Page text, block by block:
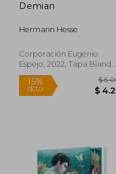
Demian
Hermann Hesse
Corporación Eugenio
Espejo, 2022, Tapa Blanda,
Nuevo